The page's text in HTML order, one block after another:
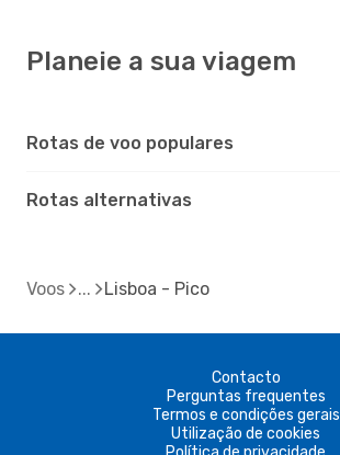
Planeie a sua viagem
Rotas de voo populares
Rotas alternativas
Voos Lisboa - Pico
Contacto
Perguntas frequentes
Termos e condições gerais
Utilização de cookies